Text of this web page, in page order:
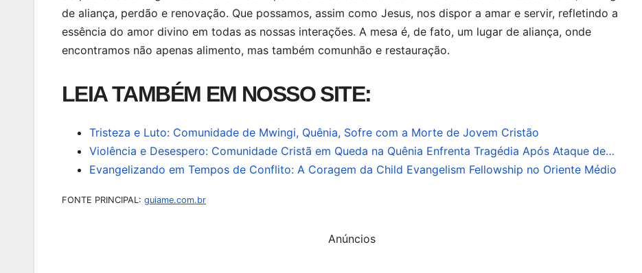
de aliança, perdão e renovação. Que possamos, assim como Jesus, nos dispor a amar e servir, refletindo a
essência do amor divino em todas as nossas interações. A mesa é, de fato, um lugar de aliança, onde
encontramos não apenas alimento, mas também comunhão e restauração.
LEIA TAMBÉM EM NOSSO SITE:
Tristeza e Luto: Comunidade de Mwingi, Quênia, Sofre com a Morte de Jovem Cristão
Violência e Desespero: Comunidade Cristã em Queda na Quênia Enfrenta Tragédia Após Ataque de…
Evangelizando em Tempos de Conflito: A Coragem da Child Evangelism Fellowship no Oriente Médio
FONTE PRINCIPAL: guiame.com.br
Anúncios